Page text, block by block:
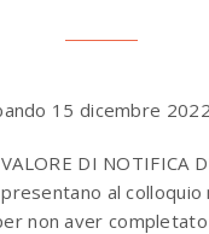
15 dicembre
DI NOTIFICA
al
non aver